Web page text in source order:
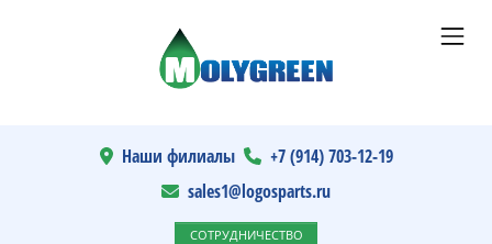
Наши филиалы
+7 (914) 703-12-19
sales1@logosparts.ru
СОТРУДНИЧЕСТВО